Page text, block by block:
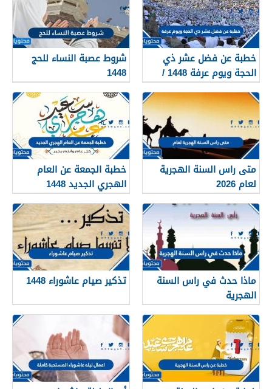
خطبة عن فضل عشر ذي
الحجة ويوم عرفة 1448 /
2026
شروط عصبة النساء للحج
1448
متى راس السنة الهجرية
لعام 2026
خطبة الجمعة عن العام
الهجري الجديد 1448
ماذا حدث في راس السنة
الهجرية
تذكير صيام عاشوراء 1448